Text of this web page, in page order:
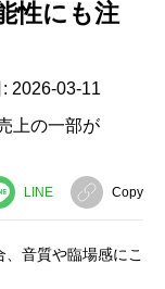
性にも注
2026-03-11
上の一部が
LINE Copy
音質や臨場感にこ